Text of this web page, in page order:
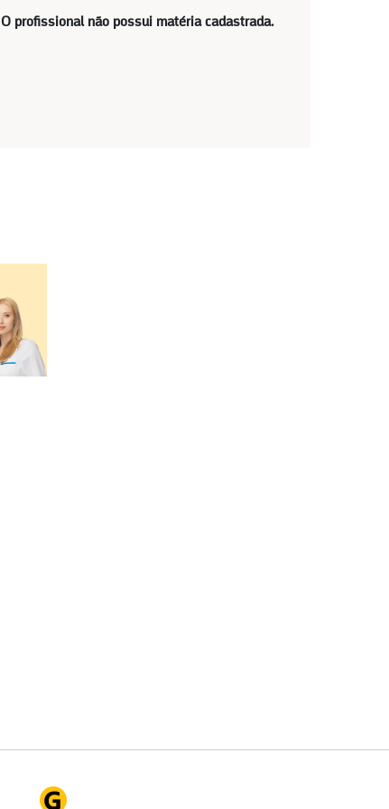
O profissional não possui matéria cadastrada.